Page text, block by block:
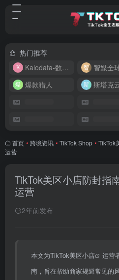
热门推荐
Kalodata-数据分析平台
爆款猎人
斯塔克
首页 • 跨境资讯 • TikTok Shop • TikTok
运营
TikTok美区小店防封指
运营
2年前发布
本文为TikTok美区小店
运营
南，旨在帮助商家规避常见的